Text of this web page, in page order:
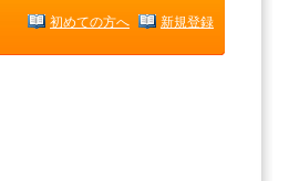
初めての方へ 新規登録